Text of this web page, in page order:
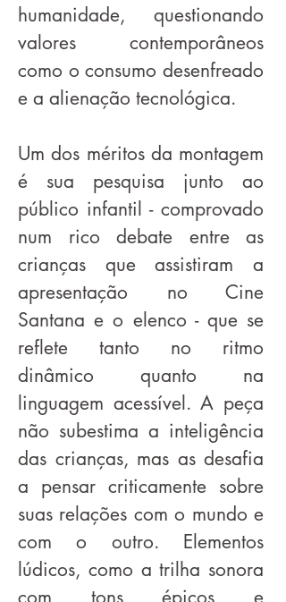
humanidade, questionando
valores contemporâneos
como o consumo desenfreado
e a alienação tecnológica.
Um dos méritos da montagem
é sua pesquisa junto ao
público infantil - comprovado
num rico debate entre as
crianças que assistiram a
apresentação no Cine
Santana e o elenco - que se
reflete tanto no ritmo
dinâmico quanto na
linguagem acessível. A peça
não subestima a inteligência
das crianças, mas as desafia
a pensar criticamente sobre
suas relações com o mundo e
com o outro. Elementos
lúdicos, como a trilha sonora
com tons épicos e